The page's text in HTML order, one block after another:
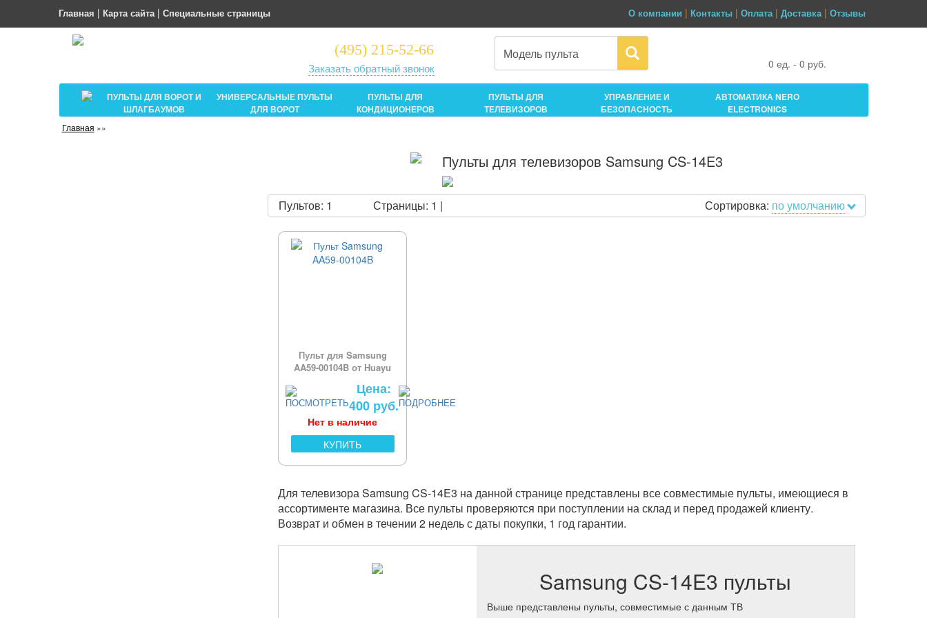
Главная | Карта сайта | Специальные страницы О компании | Контакты | Оплата | Доставка | Отзывы
(495) 215-52-66
Заказать обратный звонок 0 ед. - 0 руб.
ПУЛЬТЫ ДЛЯ ВОРОТ И
ШЛАГБАУМОВ
УНИВЕРСАЛЬНЫЕ ПУЛЬТЫ
ДЛЯ ВОРОТ
ПУЛЬТЫ ДЛЯ
КОНДИЦИОНЕРОВ
ПУЛЬТЫ ДЛЯ
ТЕЛЕВИЗОРОВ
УПРАВЛЕНИЕ И
БЕЗОПАСНОСТЬ
АВТОМАТИКА NERO
ELECTRONICS
Главная »»
Пульты для телевизоров Samsung CS-14E3
Пультов: 1 Страницы: 1 | Сортировка: по умолчанию
Пульт для Samsung
AA59-00104B от Huayu
Цена:
400 руб.
Нет в наличие
КУПИТЬ
Для телевизора Samsung CS-14E3 на данной странице представлены все совместимые пульты, имеющиеся в
ассортименте магазина. Все пульты проверяются при поступлении на склад и перед продажей клиенту.
Возврат и обмен в течении 2 недель с даты покупки, 1 год гарантии.
Samsung CS-14E3 пульты
Выше представлены пульты, совместимые с данным ТВ